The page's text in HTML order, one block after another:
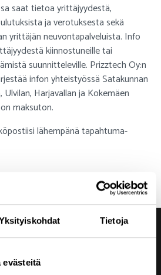
Tietoja
evästeitä
saat tietoa yrittäjyydestä,
ja verotuksesta sekä
yrittäjän neuvontapalveluista. Info
kiinnostuneille tai
suunnitteleville. Prizztech Oy:n
infon yhteistyössä Satakunnan
Harjavallan ja Kokemäen
maksuton.
lähempänä tapahtuma-